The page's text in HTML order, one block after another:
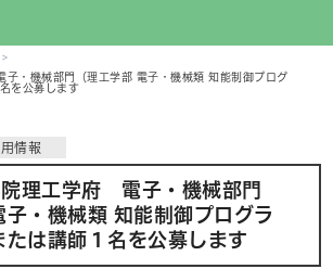
・機械部門（理工学部 電子・機械類 知能制御プログ
を公募します
情報
理工学府 電子・機械部門
子・機械類 知能制御プログラ
たは講師１名を公募します